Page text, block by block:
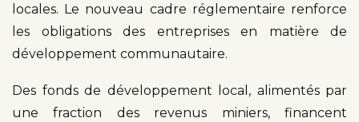
locales. Le nouveau cadre réglementaire renforce
les obligations des entreprises en matière de
développement communautaire.
Des fonds de développement local, alimentés par
une fraction des revenus miniers, financent